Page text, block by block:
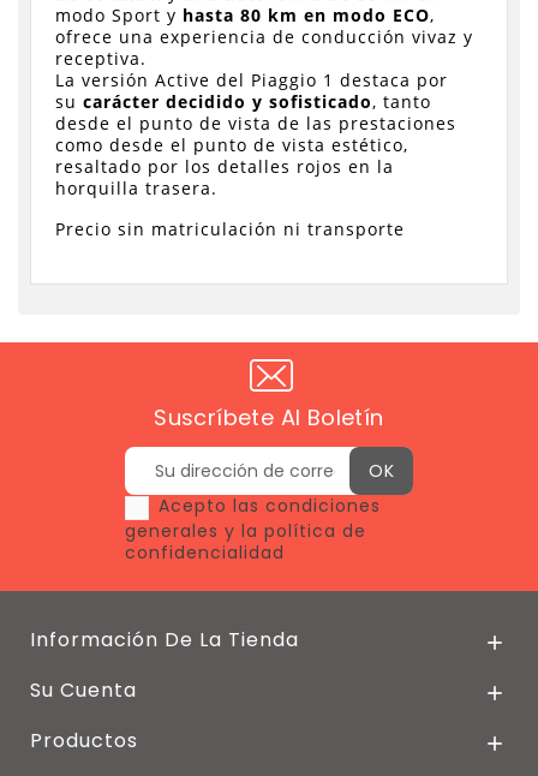
modo Sport y hasta 80 km en modo ECO,
ofrece una experiencia de conducción vivaz y
receptiva.
La versión Active del Piaggio 1 destaca por
su carácter decidido y sofisticado, tanto
desde el punto de vista de las prestaciones
como desde el punto de vista estético,
resaltado por los detalles rojos en la
horquilla trasera.
Precio sin matriculación ni transporte
Suscríbete Al Boletín
Acepto las condiciones
generales y la política de
confidencialidad
Información De La Tienda 
Su Cuenta 
Productos 